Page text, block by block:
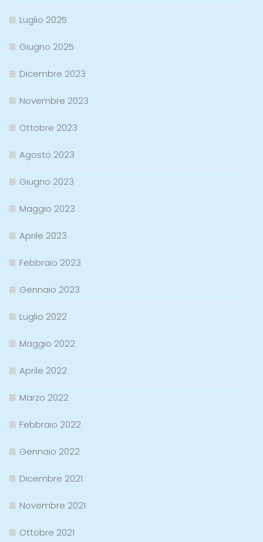
Luglio 2025
Giugno 2025
Dicembre 2023
Novembre 2023
Ottobre 2023
Agosto 2023
Giugno 2023
Maggio 2023
Aprile 2023
Febbraio 2023
Gennaio 2023
Luglio 2022
Maggio 2022
Aprile 2022
Marzo 2022
Febbraio 2022
Gennaio 2022
Dicembre 2021
Novembre 2021
Ottobre 2021